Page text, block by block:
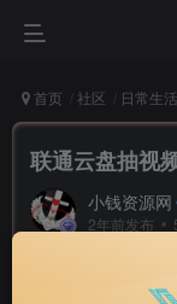
首页 社区 日常生活
联通云盘抽视
小钱资源网
2年前发布
联通云盘抽视